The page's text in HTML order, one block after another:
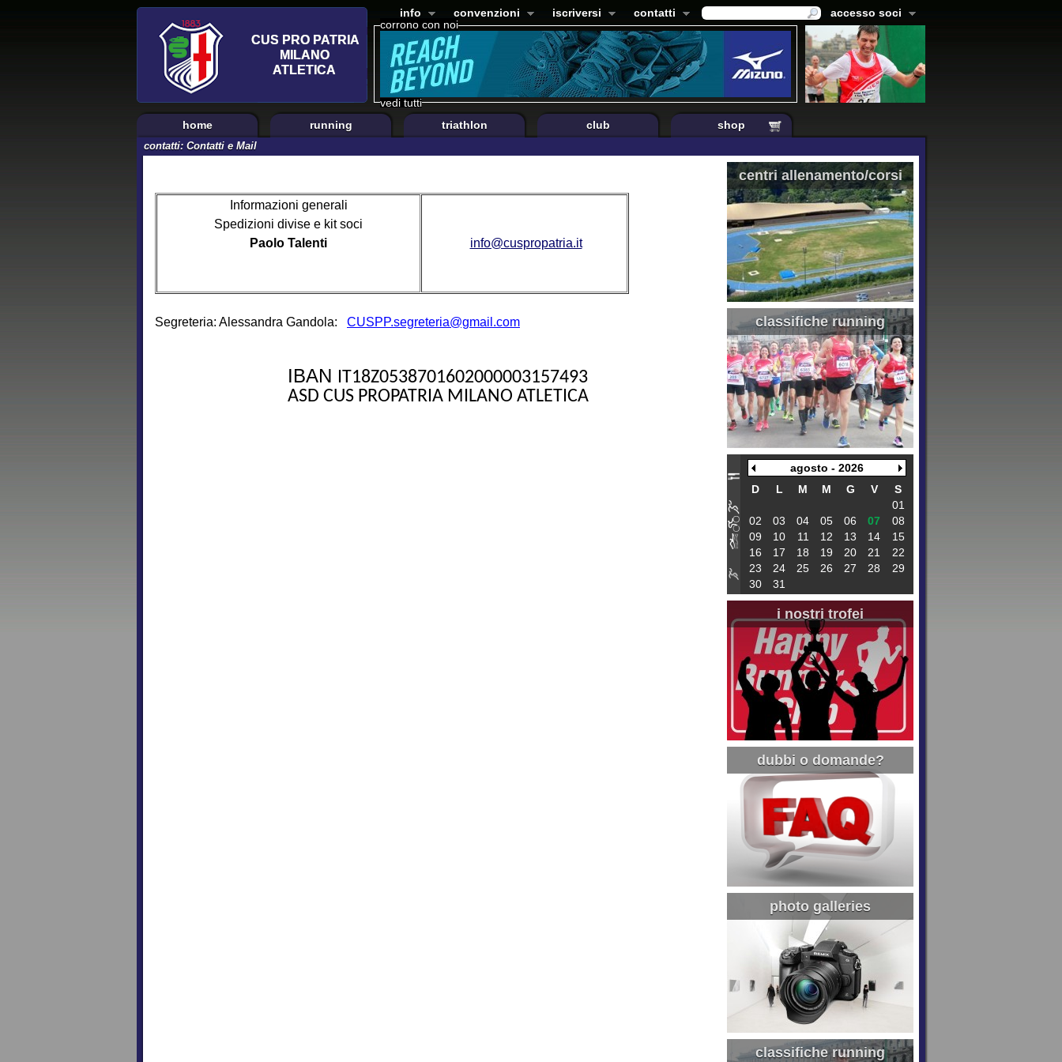
corrono con noi
vedi tutti
info convenzioni iscriversi contatti accesso soci
home running triathlon club shop
contatti: Contatti e Mail
Informazioni generali
Spedizioni divise e kit soci
Paolo Talenti
info@cuspropatria.it
Segreteria: Alessandra Gandola: CUSPP.segreteria@gmail.com
IBAN IT18Z0538701602000003157493
ASD CUS PROPATRIA MILANO ATLETICA
centri allenamento/corsi
classifiche running
agosto - 2026
D
L M M G V
S
01
02
03 04 05 06 07
08
09
10 11 12 13 14
15
16
17 18 19 20 21
22
23
24 25 26 27 28
29
30
31
i nostri trofei
dubbi o domande?
photo galleries
classifiche running